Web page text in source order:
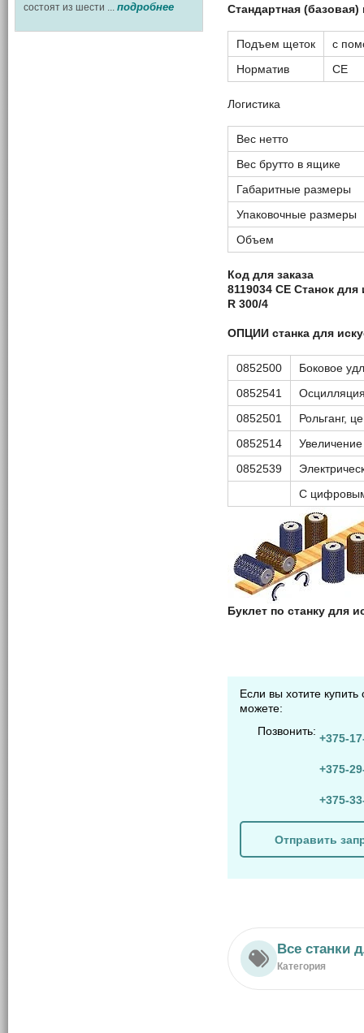
состоят из шести ... подробнее Стандартная
Подъем щеток
с
Норматив
СЕ
Логистика
Вес нетто
Вес брутто в ящике
Габаритные размеры
Упаковочные размеры
Объем
Код для заказа
8119034 CE Станок для
R 300/4
ОПЦИИ станка для
0852500
Боковое
0852541
0852501
Рольганг,
0852514
0852539
С
Буклет по станку для
Если вы хотите
можете:
Позвонить:
+375-
+375-
+375-
Отправить
Все станки
Категория